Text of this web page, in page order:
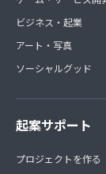
ビジネス・起業
アート・写真
ソーシャルグッド
起案サポート
プロジェクトを作る